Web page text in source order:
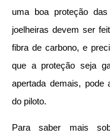
uma boa proteção
joelheiras devem ser
fibra de carbono, e
que a proteção seja
apertada demais, pode
do piloto.
Para saber mais